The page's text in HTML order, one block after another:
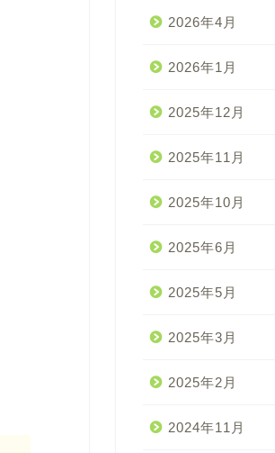
2026年4月
2026年1月
2025年12月
2025年11月
2025年10月
2025年6月
2025年5月
2025年3月
2025年2月
2024年11月